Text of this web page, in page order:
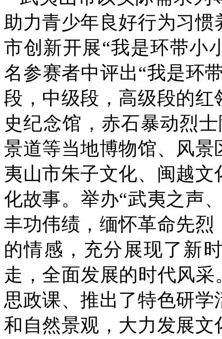
助力青少年良好行为习
市创新开展“我是环带小
名参赛者中评出“我是环
段，中级段，高级段的
史纪念馆，赤石暴动烈
景道等当地博物馆、风
夷山市朱子文化、闽越
化故事。举办“武夷之声
丰功伟绩，缅怀革命先
的情感，充分展现了新
走，全面发展的时代风
思政课、推出了特色研
和自然景观，大力发展